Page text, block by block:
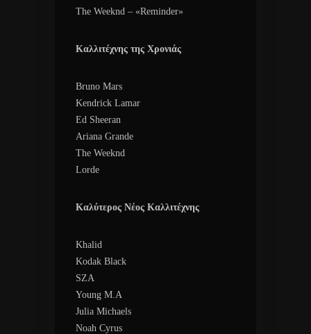
The Weeknd – «Reminder»
Καλλιτέχνης της Χρονιάς
Bruno Mars
Kendrick Lamar
Ed Sheeran
Ariana Grande
The Weeknd
Lorde
Καλύτερος Νέος Καλλιτέχνης
Khalid
Kodak Black
SZA
Young M.A
Julia Michaels
Noah Cyrus